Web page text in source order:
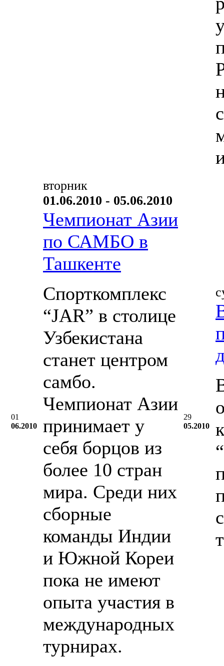
01
06.2010
вторник
01.06.2010 - 05.06.2010
Чемпионат Азии
по САМБО в
Ташкенте
Спорткомплекс
“JAR” в столице
Узбекистана
станет центром
самбо.
Чемпионат Азии
принимает у
себя борцов из
более 10 стран
мира. Среди них
сборные
команды Индии
и Южной Кореи
пока не имеют
опыта участия в
международных
турнирах.
29
05.2010